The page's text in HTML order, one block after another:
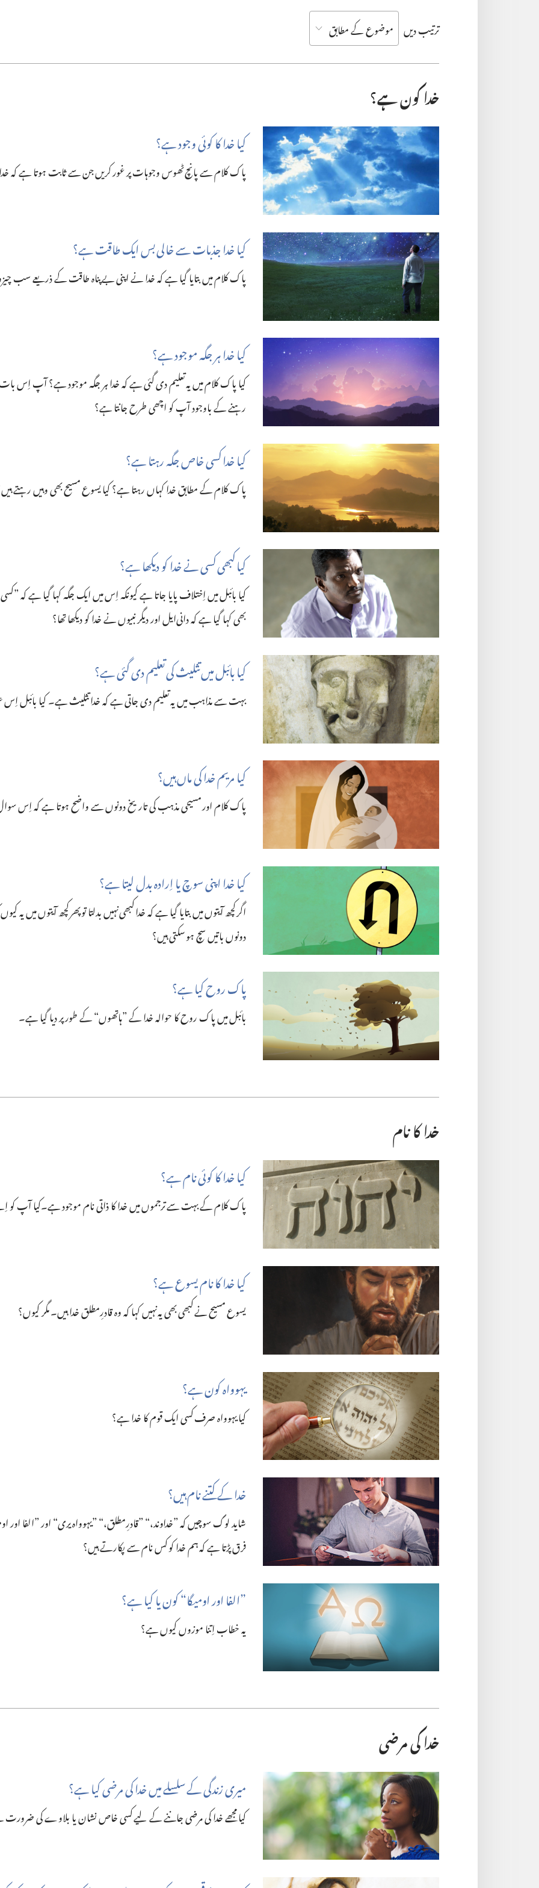
ترتیب دیں
خدا کون ہے؟
کیا خدا کا کوئی وجود ہے؟‏
پاک کلام سے پانچ ٹھوس وجوہات پر غور کریں جن سے ثابت ہوتا ہے کہ
کیا خدا جذبات سے خالی بس ایک طاقت ہے؟‏
پاک کلام میں بتایا گیا ہے کہ خدا نے اپنی بے‌پناہ طاقت کے ذریعے سب
کیا خدا ہر جگہ موجود ہے؟‏
کیا پاک کلام میں یہ تعلیم دی گئی ہے کہ خدا ہر جگہ موجود ہے؟ آپ اِس
رہنے کے باوجود آپ کو اچھی طرح جانتا ہے؟‏
کیا خدا کسی خاص جگہ رہتا ہے؟‏
پاک کلام کے مطابق خدا کہاں رہتا ہے؟ کیا یسوع مسیح بھی وہیں رہتے
کیا کبھی کسی نے خدا کو دیکھا ہے؟‏
کیا بائبل میں اِختلاف پایا جاتا ہے کیونکہ اِس میں ایک جگہ کہا گیا ہے کہ
بھی کہا گیا ہے کہ دانی‌ایل اور دیگر نبیوں نے خدا کو دیکھا تھا؟‏
کیا بائبل میں تثلیث کی تعلیم دی گئی ہے؟‏
بہت سے مذاہب میں یہ تعلیم دی جاتی ہے کہ خدا تثلیث ہے۔ کیا بائبل
کیا مریم خدا کی ماں ہیں؟‏
پاک کلام اور مسیحی مذہب کی تاریخ دونوں سے واضح ہوتا ہے کہ اِس
کیا خدا اپنی سوچ یا اِرادہ بدل لیتا ہے؟‏
اگر کچھ آیتوں میں بتایا گیا ہے کہ خدا کبھی نہیں بدلتا تو پھر کچھ آیتوں میں یہ
دونوں باتیں سچ ہو سکتی ہیں؟‏
پاک روح کیا ہے؟‏
بائبل میں پاک روح کا حوالہ خدا کے ”‏ہاتھوں“‏ کے طور پر دیا گیا ہے۔‏
خدا کا نام
کیا خدا کا کوئی نام ہے؟‏
پاک کلام کے بہت سے ترجموں میں خدا کا ذاتی نام موجود ہے۔کیا آپ کو
کیا خدا کا نام یسوع ہے؟‏
یسوع مسیح نے کبھی بھی یہ نہیں کہا کہ وہ قادرِمطلق خدا ہیں۔ مگر کیوں؟‏
یہوواہ کون ہے؟‏
کیا یہوواہ صرف کسی ایک قوم کا خدا ہے؟‏
خدا کے کتنے نام ہیں؟‏
شاید لوگ سوچیں کہ ”‏خداوند،“‏ ”‏قادرِمطلق،“‏ ”‏یہوواہ یری“‏ اور ”‏الفا
فرق پڑتا ہے کہ ہم خدا کو کس نام سے پکارتے ہیں؟‏
‏”‏الفا اور اومیگا“‏ کون یا کیا ہے؟‏
یہ خطاب اِتنا موزوں کیوں ہے؟‏
خدا کی مرضی
میری زندگی کے سلسلے میں خدا کی مرضی کیا ہے؟‏
کیا مجھے خدا کی مرضی جاننے کے لیے کسی خاص نشان یا بلا‌وے کی